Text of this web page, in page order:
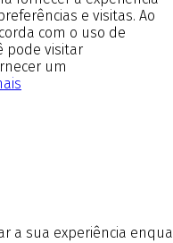
e visitas. Ao
com o uso de
pode visitar
um
a sua experiência